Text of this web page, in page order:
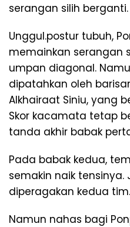
serangan silih berganti.
Unggul.postur tubuh,
memainkan serangan
umpan diagonal.
dipatahkan oleh
Alkhairaat Siniu, yang
Skor kacamata tetap
tanda akhir babak
Pada babak kedua,
semakin naik tensinya.
diperagakan kedua tim.
Namun nahas bagi